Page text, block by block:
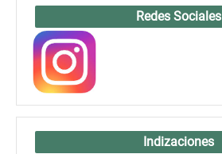
Redes Sociales
Indizaciones